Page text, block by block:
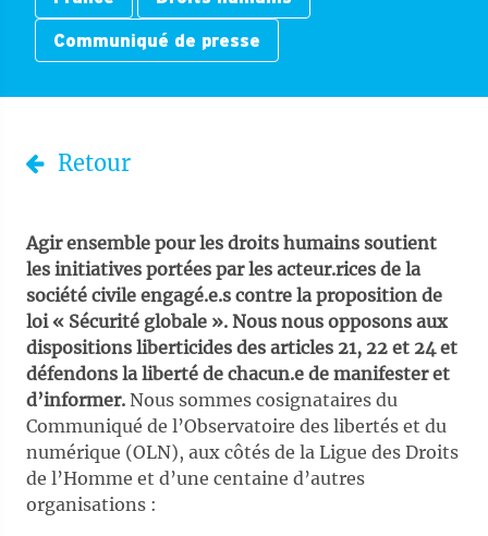
Communiqué de presse
Retour
Agir ensemble pour les droits humains soutient
les initiatives portées par les acteur.rices de la
société civile engagé.e.s contre la proposition de
loi « Sécurité globale ». Nous nous opposons aux
dispositions liberticides des articles 21, 22 et 24 et
défendons la liberté de chacun.e de manifester et
d’informer. Nous sommes cosignataires du
Communiqué de l’Observatoire des libertés et du
numérique (OLN), aux côtés de la Ligue des Droits
de l’Homme et d’une centaine d’autres
organisations :